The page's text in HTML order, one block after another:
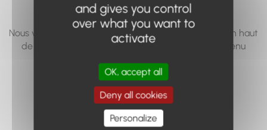
Nous vous invitons à utiliser le moteur de recherche en haut
de page, ou à utiliser le menu pour trouver le contenu
Retour à l'accueil
and gives you control
over what you want to
activate
OK, accept all
Deny all cookies
Personalize